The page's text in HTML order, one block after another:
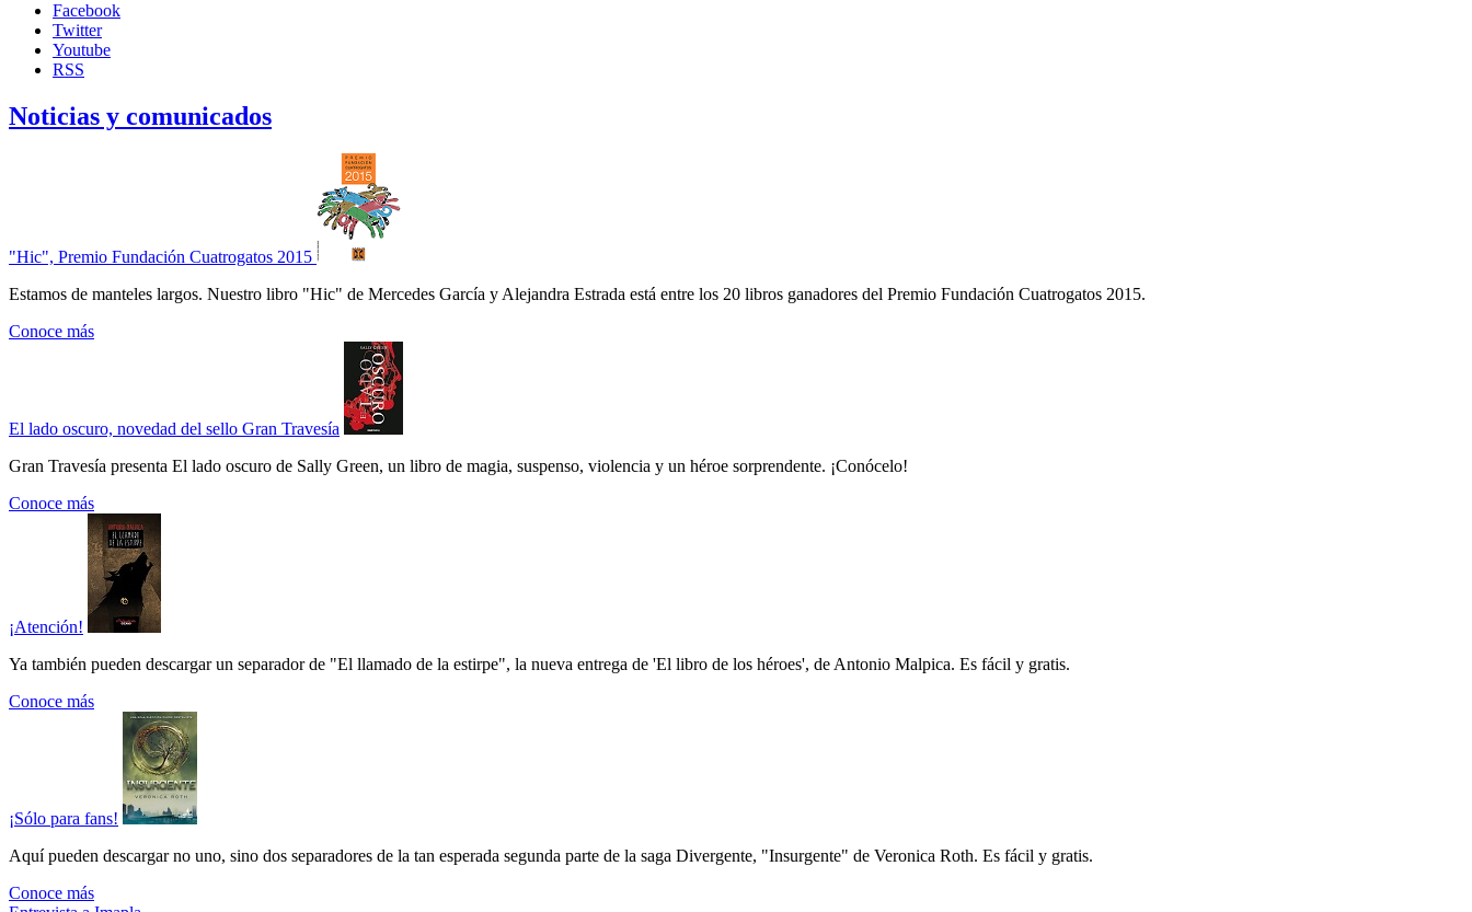
Facebook
Twitter
Youtube
RSS
Noticias y comunicados
"Hic", Premio Fundación Cuatrogatos 2015
Estamos de manteles largos. Nuestro libro "Hic" de Mercedes García y Alejandra Estrada está entre los 20 libros ganadores del Premio Fundación Cuatrogatos 2015.
Conoce más
El lado oscuro, novedad del sello Gran Travesía
Gran Travesía presenta El lado oscuro de Sally Green, un libro de magia, suspenso, violencia y un héroe sorprendente. ¡Conócelo!
Conoce más
¡Atención!
Ya también pueden descargar un separador de "El llamado de la estirpe", la nueva entrega de 'El libro de los héroes', de Antonio Malpica. Es fácil y gratis.
Conoce más
¡Sólo para fans!
Aquí pueden descargar no uno, sino dos separadores de la tan esperada segunda parte de la saga Divergente, "Insurgente" de Veronica Roth. Es fácil y gratis.
Conoce más